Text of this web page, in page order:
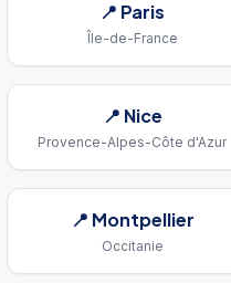
📍 Paris
Île-de-France
📍 Nice
Provence-Alpes-Côte d'Azur
📍 Montpellier
Occitanie